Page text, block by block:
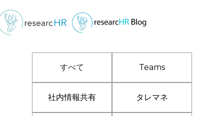
すべて Teams
社内情報共有 タレマネ